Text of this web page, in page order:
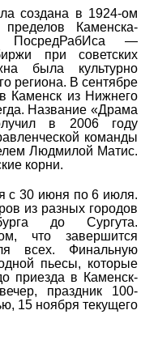
создана в 1924-ом
Каменска-
ПосредРабИса —
при советских
была культурно
региона. В сентябре
Каменск из Нижнего
Название «Драма
в 2006 году
команды
Людмилой Матис.
корни.
с 30 июня по 6 июля.
из разных городов
до Сургута.
что завершится
всех. Финальную
пьесы, которые
приезда в Каменск-
праздник 100-
15 ноября текущего